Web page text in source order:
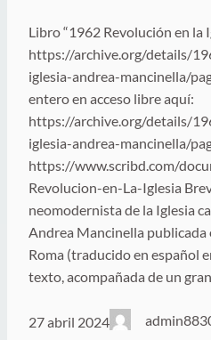
Libro “1962 Revolución en la
https://archive.org/details/
iglesia-andrea-mancinella/
entero en acceso libre aquí:
https://archive.org/details/
iglesia-andrea-mancinella/
https://www.scribd.com/
Revolucion-en-La-Iglesia
neomodernista de la Iglesia
Andrea Mancinella publicada
Roma (traducido en español
texto, acompañada de un
27 abril 2024